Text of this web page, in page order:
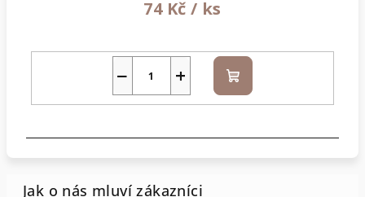
74 Kč / ks
+
− Do
košíku